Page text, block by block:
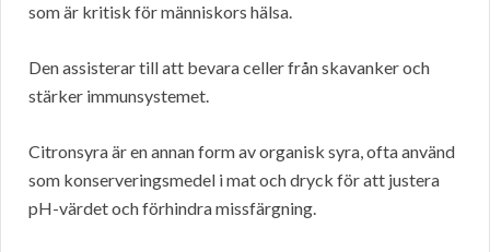
som är kritisk för människors hälsa.
Den assisterar till att bevara celler från skavanker och
stärker immunsystemet.
Citronsyra är en annan form av organisk syra, ofta använd
som konserveringsmedel i mat och dryck för att justera
pH-värdet och förhindra missfärgning.